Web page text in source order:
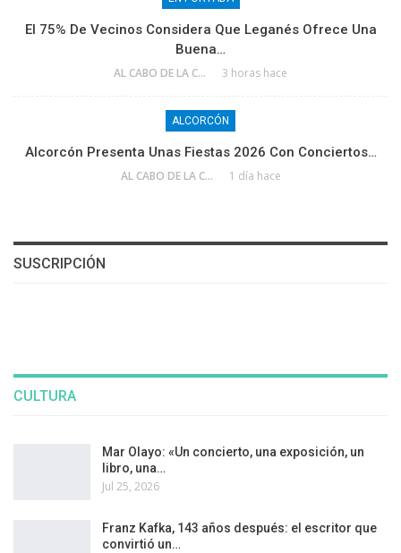
El 75% De Vecinos Considera Que Leganés Ofrece Una
Buena…
AL CABO DE LA CALLE 3 horas hace
ALCORCÓN
Alcorcón Presenta Unas Fiestas 2026 Con Conciertos…
AL CABO DE LA CALLE 1 día hace
SUSCRIPCIÓN
CULTURA
Mar Olayo: «Un concierto, una exposición, un
libro, una…
Jul 25, 2026
Franz Kafka, 143 años después: el escritor que
convirtió un…